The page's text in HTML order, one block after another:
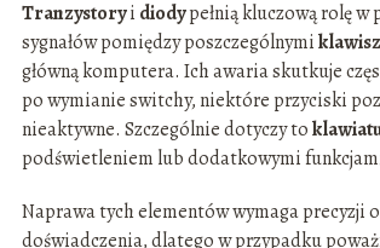
Tranzystoryi diodypełnią kluczową rolę w
sygnałów pomiędzy poszczególnymi
główną komputera. Ich awaria skutkuje
po wymianie switchy, niektóre przyciski
nieaktywne. Szczególnie dotyczy to
podświetleniem lub dodatkowymi
Naprawa tych elementów wymaga precyzji
doświadczenia, dlatego w przypadku